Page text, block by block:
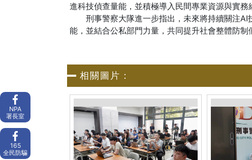
進科技偵查量能，並積極導入民間專業資源與實務
刑事警察大隊進一步指出，未來將持續關注AI
能，並結合公私部門力量，共同提升社會整體防
相關圖片：
NPA
署長室
165
全民防騙